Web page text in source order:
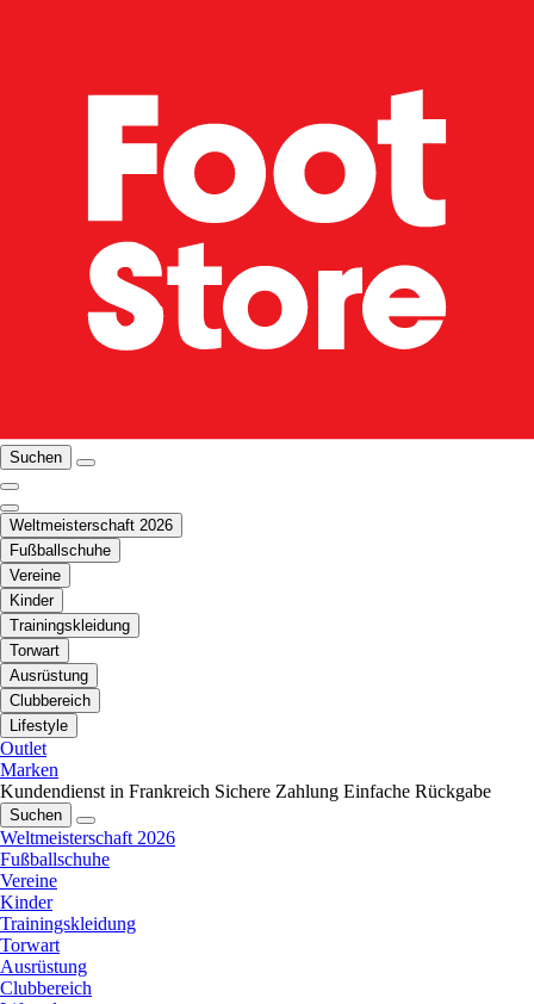
Suchen
Weltmeisterschaft 2026
Fußballschuhe
Vereine
Kinder
Trainingskleidung
Torwart
Ausrüstung
Clubbereich
Lifestyle
Outlet
Marken
Kundendienst in Frankreich Sichere Zahlung Einfache Rückgabe
Suchen
Weltmeisterschaft 2026
Fußballschuhe
Vereine
Kinder
Trainingskleidung
Torwart
Ausrüstung
Clubbereich